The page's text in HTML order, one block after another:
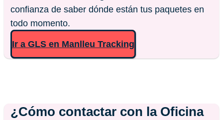
confianza de saber dónde están tus paquetes en
todo momento.
Ir a GLS en Manlleu Tracking
¿Cómo contactar con la Oficina